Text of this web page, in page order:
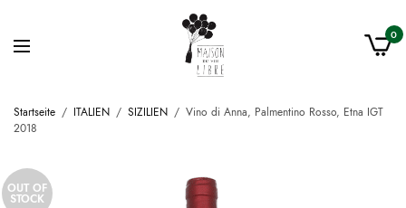
0
Startseite / ITALIEN / SIZILIEN / Vino di Anna, Palmentino Rosso, Etna IGT
2018
OUT OF
STOCK